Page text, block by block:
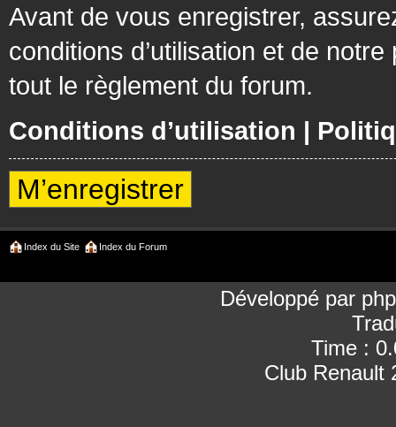
Avant de vous enregistrer,
conditions d’utilisation et de
tout le règlement du forum.
Conditions d’utilisation |
M’enregistrer
Index du Site Index du Forum
Développé par
Time :
Club Renault